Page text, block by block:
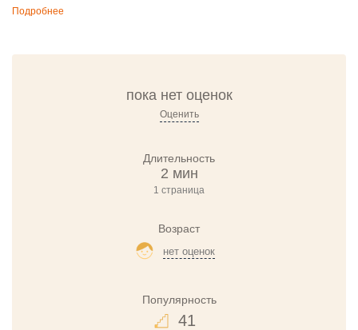
Подробнее
пока нет оценок
Оценить
Длительность
2 мин
1 страница
Возраст
нет оценок
Популярность
41